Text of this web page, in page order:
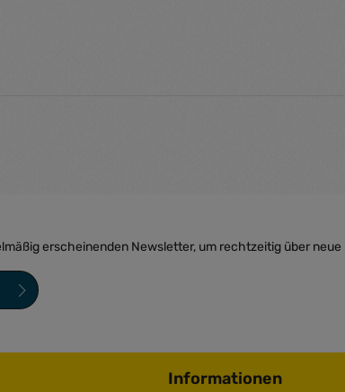
erscheinenden Newsletter, um rechtzeitig über
Informationen